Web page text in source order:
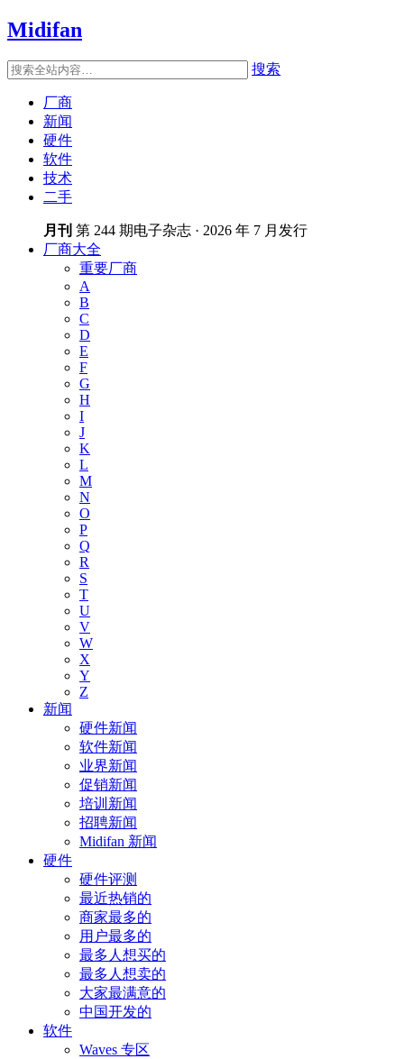
Midifan
搜索
厂商
新闻
硬件
软件
技术
二手
月刊 第 244 期电子杂志 · 2026 年 7 月发行
厂商大全
重要厂商
A
B
C
D
E
F
G
H
I
J
K
L
M
N
O
P
Q
R
S
T
U
V
W
X
Y
Z
新闻
硬件新闻
软件新闻
业界新闻
促销新闻
培训新闻
招聘新闻
Midifan 新闻
硬件
硬件评测
最近热销的
商家最多的
用户最多的
最多人想买的
最多人想卖的
大家最满意的
中国开发的
软件
Waves 专区